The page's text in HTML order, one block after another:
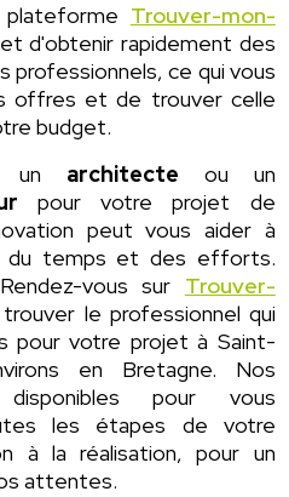
Trouver-mon-
d'obtenir rapidement des
professionnels, ce qui vous
offres et de trouver celle
budget.
un architecte ou un
pour votre projet de
peut vous aider à
du temps et des efforts.
vous sur Trouver-
le professionnel qui
pour votre projet à Saint-
en Bretagne. Nos
pour vous
les étapes de votre
à la réalisation, pour un
attentes.